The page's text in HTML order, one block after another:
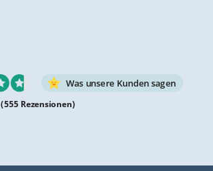
Was unsere Kunden sagen
(555 Rezensionen)